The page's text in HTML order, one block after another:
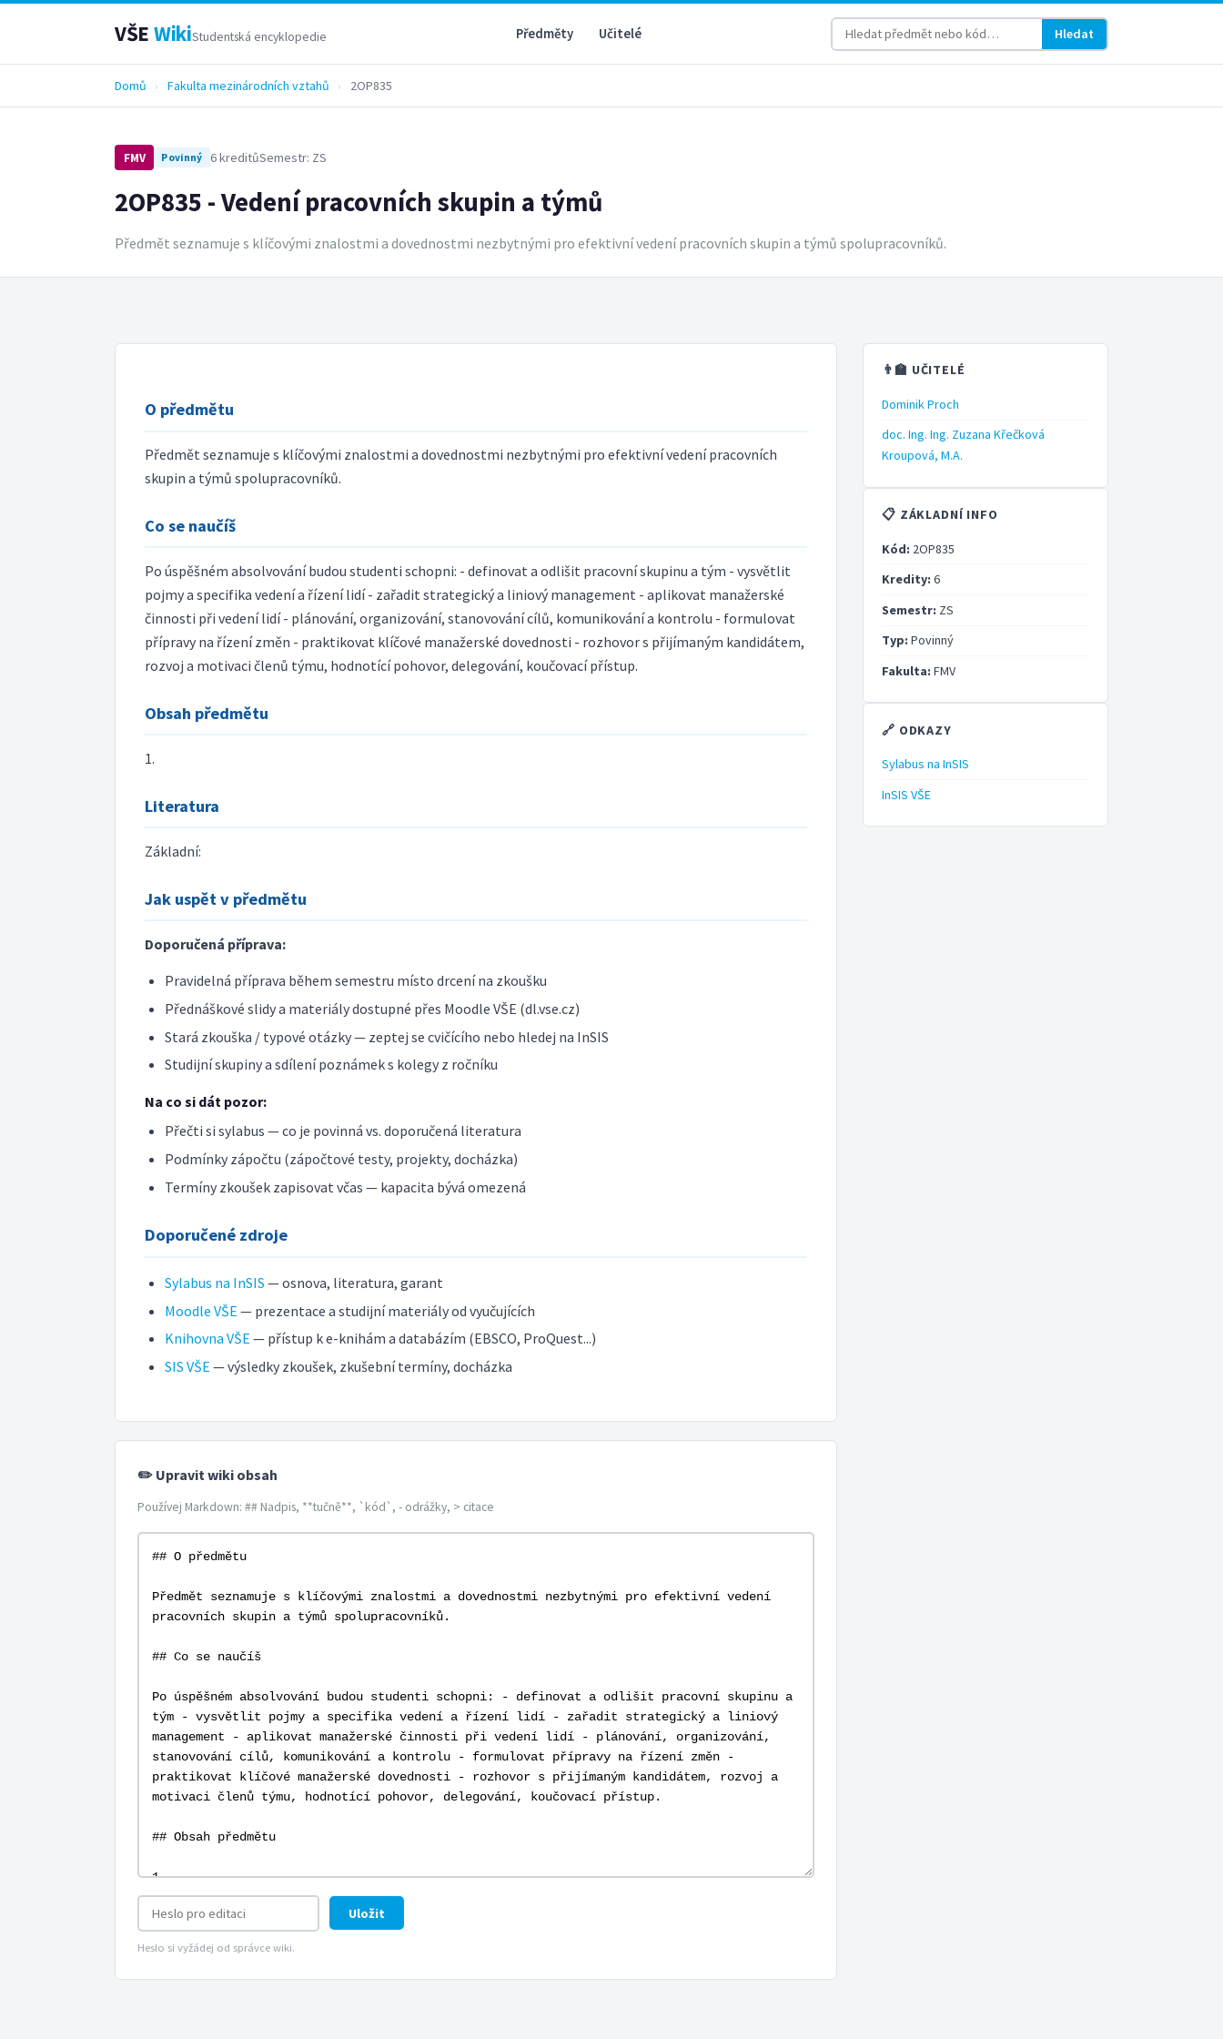
VŠE WikiStudentská encyklopedie Předměty Učitelé Hledat
Domů › Fakulta mezinárodních vztahů › 2OP835
FMV Povinný 6 kreditůSemestr: ZS
2OP835 - Vedení pracovních skupin a týmů
Předmět seznamuje s klíčovými znalostmi a dovednostmi nezbytnými pro efektivní vedení pracovních skupin a týmů spolupracovníků.
O předmětu
Předmět seznamuje s klíčovými znalostmi a dovednostmi nezbytnými pro efektivní vedení pracovních
skupin a týmů spolupracovníků.
Co se naučíš
Po úspěšném absolvování budou studenti schopni: - definovat a odlišit pracovní skupinu a tým - vysvětlit
pojmy a specifika vedení a řízení lidí - zařadit strategický a liniový management - aplikovat manažerské
činnosti při vedení lidí - plánování, organizování, stanovování cílů, komunikování a kontrolu - formulovat
přípravy na řízení změn - praktikovat klíčové manažerské dovednosti - rozhovor s přijímaným kandidátem,
rozvoj a motivaci členů týmu, hodnotící pohovor, delegování, koučovací přístup.
Obsah předmětu
1.
Literatura
Základní:
Jak uspět v předmětu
Doporučená příprava:
Pravidelná příprava během semestru místo drcení na zkoušku
Přednáškové slidy a materiály dostupné přes Moodle VŠE (dl.vse.cz)
Stará zkouška / typové otázky — zeptej se cvičícího nebo hledej na InSIS
Studijní skupiny a sdílení poznámek s kolegy z ročníku
Na co si dát pozor:
Přečti si sylabus — co je povinná vs. doporučená literatura
Podmínky zápočtu (zápočtové testy, projekty, docházka)
Termíny zkoušek zapisovat včas — kapacita bývá omezená
Doporučené zdroje
Sylabus na InSIS — osnova, literatura, garant
Moodle VŠE — prezentace a studijní materiály od vyučujících
Knihovna VŠE — přístup k e-knihám a databázím (EBSCO, ProQuest...)
SIS VŠE — výsledky zkoušek, zkušební termíny, docházka
✏️ Upravit wiki obsah
Používej Markdown: ## Nadpis, **tučně**, `kód`, - odrážky, > citace
Uložit
Heslo si vyžádej od správce wiki.
👨‍🏫 UČITELÉ
Dominik Proch
doc. Ing. Ing. Zuzana Křečková
Kroupová, M.A.
📋 ZÁKLADNÍ INFO
Kód: 2OP835
Kredity: 6
Semestr: ZS
Typ: Povinný
Fakulta: FMV
🔗 ODKAZY
Sylabus na InSIS
InSIS VŠE